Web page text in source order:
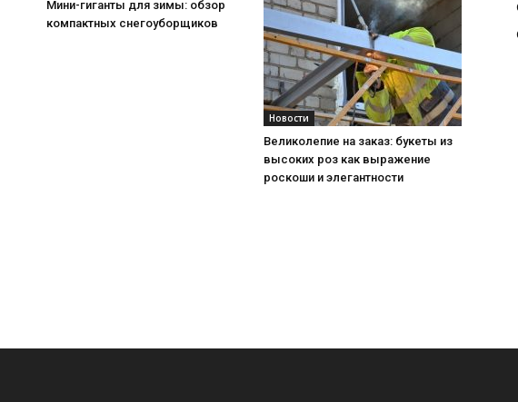
Мини-гиганты для зимы: обзор
компактных снегоуборщиков
Новости
Великолепие на заказ: букеты из
высоких роз как выражение
роскоши и элегантности